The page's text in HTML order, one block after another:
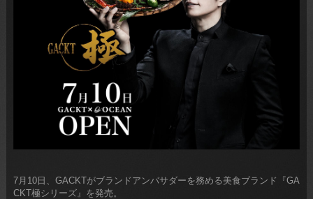
7月10日、GACKTがブランドアンバサダーを務める美食ブランド『GA
CKT極シリーズ』を発売。